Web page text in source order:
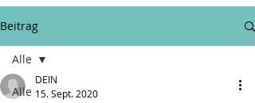
Beitrag
Alle
Alle
DEIN
15. Sept. 2020